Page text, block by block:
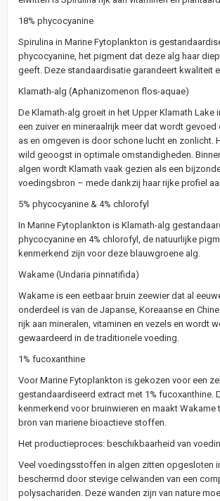
18% phycocyanine
Spirulina in Marine Fytoplankton is
phycocyanine, het pigment dat deze alg haar
geeft. Deze standaardisatie garandeert kwaliteit
Klamath-alg (Aphanizomenon flos-aquae)
De Klamath-alg groeit in het Upper Klamath Lake
een zuiver en mineraalrijk meer dat wordt
as en omgeven is door schone lucht en zonlicht.
wild geoogst in optimale omstandigheden.
algen wordt Klamath vaak gezien als een
voedingsbron – mede dankzij haar rijke profiel
5% phycocyanine & 4% chlorofyl
In Marine Fytoplankton is Klamath-alg
phycocyanine en 4% chlorofyl, de natuurlijke
kenmerkend zijn voor deze blauwgroene alg.
Wakame (Undaria pinnatifida)
Wakame is een eetbaar bruin zeewier dat al
onderdeel is van de Japanse, Koreaanse en
rijk aan mineralen, vitaminen en vezels en wordt
gewaardeerd in de traditionele voeding.
1% fucoxanthine
Voor Marine Fytoplankton is gekozen voor een
gestandaardiseerd extract met 1% fucoxanthine.
kenmerkend voor bruinwieren en maakt Wakame
bron van mariene bioactieve stoffen.
Het productieproces: beschikbaarheid van
Veel voedingsstoffen in algen zitten opgesloten
beschermd door stevige celwanden van een
polysachariden. Deze wanden zijn van nature